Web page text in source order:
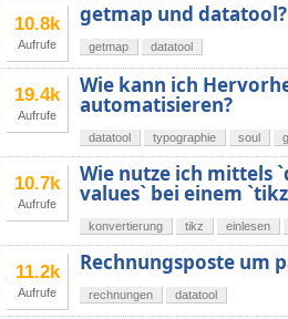
10.8k
Aufrufe
getmap und datatool?
getmap datatool
19.4k
Aufrufe
Wie kann ich
automatisieren?
datatool typographie soul
10.7k
Aufrufe
Wie nutze ich mittels
values` bei einem
konvertierung tikz einlesen
11.2k
Aufrufe
Rechnungsposte um
rechnungen datatool